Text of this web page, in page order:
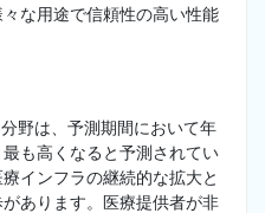
な用途で信頼性の高い性能
野は、予測期間において年
も高くなると予測されてい
インフラの継続的な拡大と
あります。医療提供者が非